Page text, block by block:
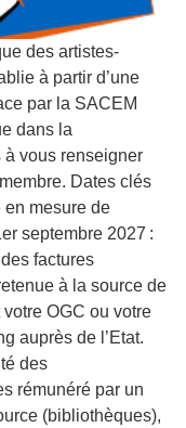
des artistes-
à partir d’une
par la SACEM
dans la
vous renseigner
Dates clés
en mesure de
septembre 2027 :
factures
à la source de
votre OGC ou votre
auprès de l’Etat.
des
rémunéré par un
(bibliothèques),